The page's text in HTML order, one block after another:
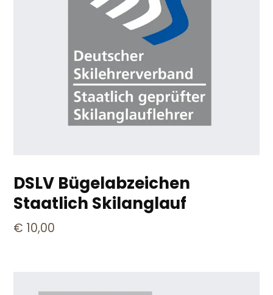
DSLV Bügelabzeichen
Staatlich Skilanglauf
€ 10,00